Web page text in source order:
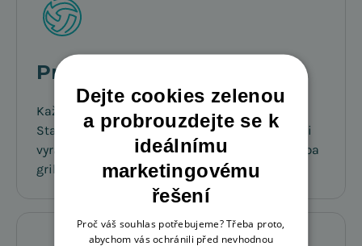
Pravidelné teambuildingy
Každý tým má svůj rozpočet na teambuilding.
Stačí se domluvit, kdy a kam společně po práci
vyrazíte. Pořádáme i celofiremní akce jako třeba
grilovačky.
Dejte cookies zelenou
a probrouzdejte se k
ideálnímu
marketingovému
řešení
Proč váš souhlas potřebujeme? Třeba proto,
abychom vás ochránili před nevhodnou